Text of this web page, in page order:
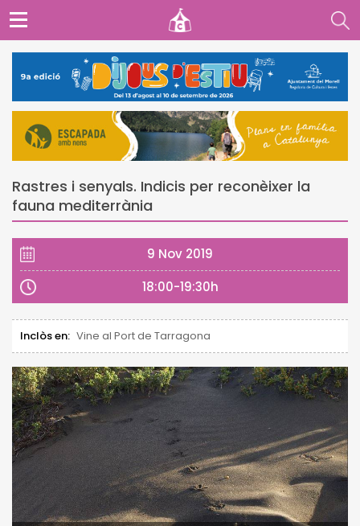
Rastres i senyals. Indicis per reconèixer la
fauna mediterrània
9 Nov 2019
18:00-19:30h
Inclòs en: Vine al Port de Tarragona